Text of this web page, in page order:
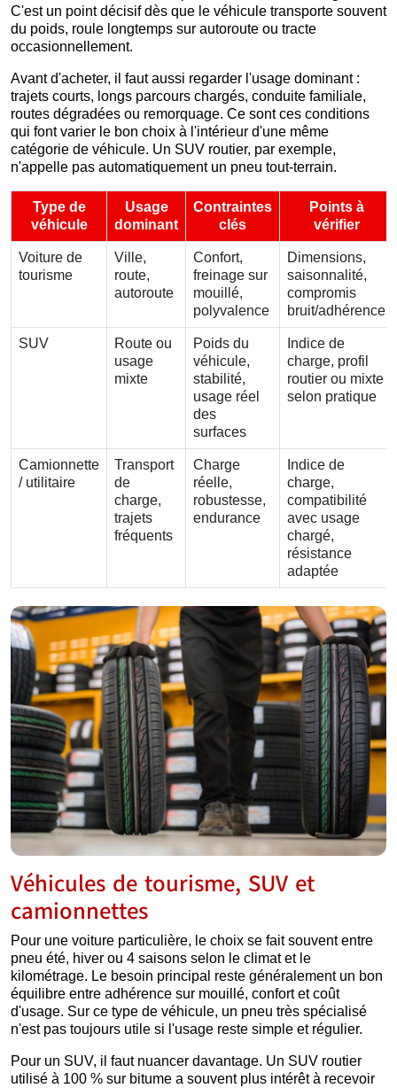
C'est un point décisif dès que le véhicule transporte souvent
du poids, roule longtemps sur autoroute ou tracte
occasionnellement.
Avant d'acheter, il faut aussi regarder l'usage dominant :
trajets courts, longs parcours chargés, conduite familiale,
routes dégradées ou remorquage. Ce sont ces conditions
qui font varier le bon choix à l'intérieur d'une même
catégorie de véhicule. Un SUV routier, par exemple,
n'appelle pas automatiquement un pneu tout-terrain.
Type de
véhicule
Usage
dominant
Contraintes
clés
Points à
vérifier
Voiture de
tourisme
Ville,
route,
autoroute
Confort,
freinage sur
mouillé,
polyvalence
Dimensions,
saisonnalité,
compromis
bruit/adhérence
SUV
Route ou
usage
mixte
Poids du
véhicule,
stabilité,
usage réel
des
surfaces
Indice de
charge, profil
routier ou mixte
selon pratique
Camionnette
/ utilitaire
Transport
de
charge,
trajets
fréquents
Charge
réelle,
robustesse,
endurance
Indice de
charge,
compatibilité
avec usage
chargé,
résistance
adaptée
Véhicules de tourisme, SUV et
camionnettes
Pour une voiture particulière, le choix se fait souvent entre
pneu été, hiver ou 4 saisons selon le climat et le
kilométrage. Le besoin principal reste généralement un bon
équilibre entre adhérence sur mouillé, confort et coût
d'usage. Sur ce type de véhicule, un pneu très spécialisé
n'est pas toujours utile si l'usage reste simple et régulier.
Pour un SUV, il faut nuancer davantage. Un SUV routier
utilisé à 100 % sur bitume a souvent plus intérêt à recevoir